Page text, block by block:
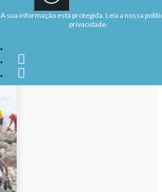
A sua informação está protegida. Leia a nossa
privacidade.